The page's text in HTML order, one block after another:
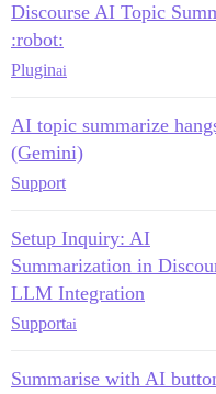
Discourse AI Topic
:robot:
Pluginai
AI topic summarize
(Gemini)
Support
Setup Inquiry: AI
Summarization in
LLM Integration
Supportai
Summarise with AI